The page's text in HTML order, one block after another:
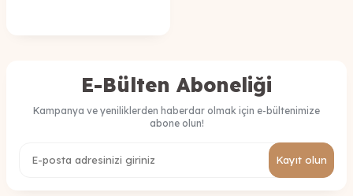
E-Bülten Aboneliği
Kampanya ve yeniliklerden haberdar olmak için e-bültenimize
abone olun!
Kayıt olun